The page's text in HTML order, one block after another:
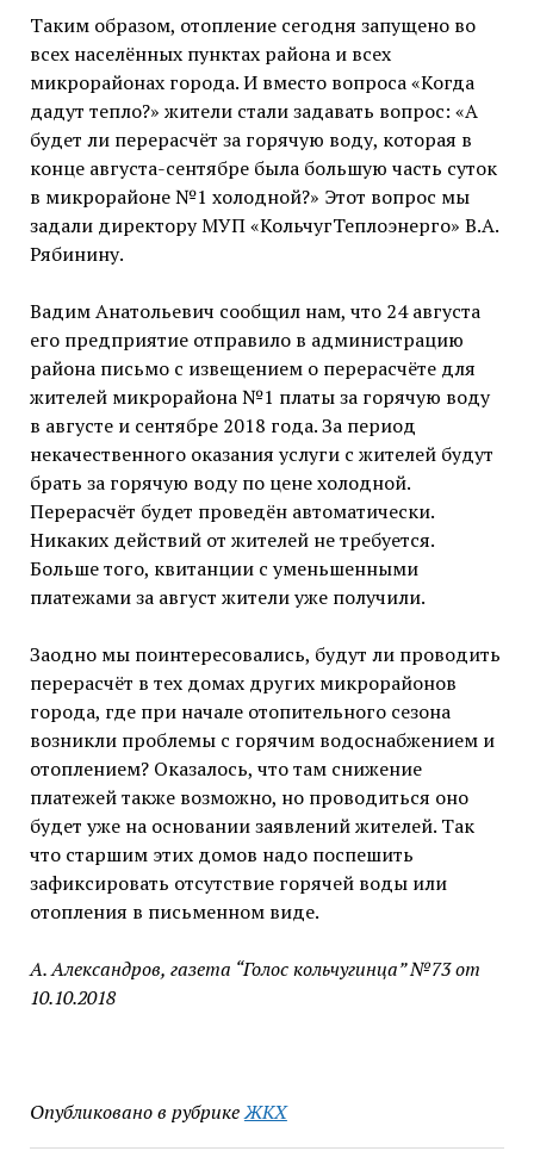
Таким образом, отопление сегодня запущено во
всех населённых пунктах района и всех
микрорайонах города. И вместо вопроса «Когда
дадут тепло?» жители стали задавать вопрос: «А
будет ли перерасчёт за горячую воду, которая в
конце августа-сентябре была большую часть суток
в микрорайоне №1 холодной?» Этот вопрос мы
задали директору МУП «КольчугТеплоэнерго» В.А.
Рябинину.
Вадим Анатольевич сообщил нам, что 24 августа
его предприятие отправило в администрацию
района письмо с извещением о перерасчёте для
жителей микрорайона №1 платы за горячую воду
в августе и сентябре 2018 года. За период
некачественного оказания услуги с жителей будут
брать за горячую воду по цене холодной.
Перерасчёт будет проведён автоматически.
Никаких действий от жителей не требуется.
Больше того, квитанции с уменьшенными
платежами за август жители уже получили.
Заодно мы поинтересовались, будут ли проводить
перерасчёт в тех домах других микрорайонов
города, где при начале отопительного сезона
возникли проблемы с горячим водоснабжением и
отоплением? Оказалось, что там снижение
платежей также возможно, но проводиться оно
будет уже на основании заявлений жителей. Так
что старшим этих домов надо поспешить
зафиксировать отсутствие горячей воды или
отопления в письменном виде.
А. Александров, газета “Голос кольчугинца” №73 от
10.10.2018
Опубликовано в рубрикеЖКХ